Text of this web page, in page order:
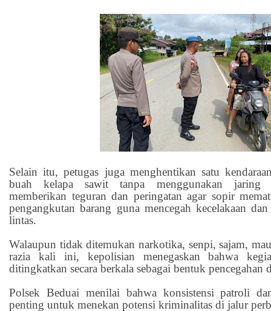
Selain itu, petugas juga menghentikan satu
buah kelapa sawit tanpa menggunakan jaring
memberikan teguran dan peringatan agar sopir
pengangkutan barang guna mencegah kecelakaan
lintas.
Walaupun tidak ditemukan narkotika, senpi, sajam,
razia kali ini, kepolisian menegaskan bahwa
ditingkatkan secara berkala sebagai bentuk pencegahan
Polsek Beduai menilai bahwa konsistensi patroli
penting untuk menekan potensi kriminalitas di jalur